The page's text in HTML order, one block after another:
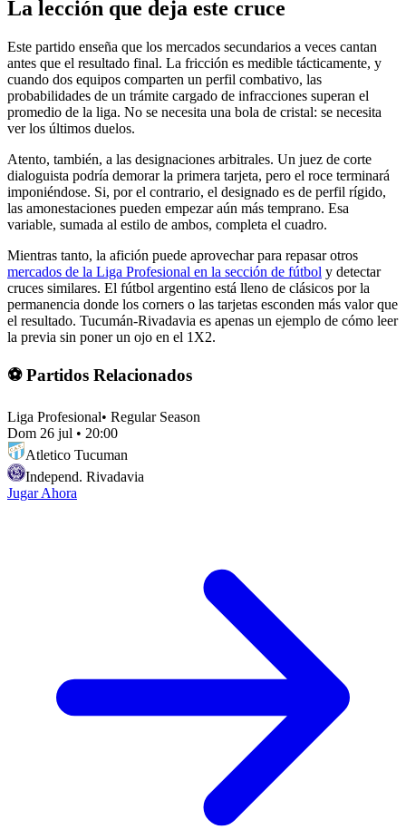
La lección que deja este cruce
Este partido enseña que los mercados secundarios a veces cantan
antes que el resultado final. La fricción es medible tácticamente, y
cuando dos equipos comparten un perfil combativo, las
probabilidades de un trámite cargado de infracciones superan el
promedio de la liga. No se necesita una bola de cristal: se necesita
ver los últimos duelos.
Atento, también, a las designaciones arbitrales. Un juez de corte
dialoguista podría demorar la primera tarjeta, pero el roce terminará
imponiéndose. Si, por el contrario, el designado es de perfil rígido,
las amonestaciones pueden empezar aún más temprano. Esa
variable, sumada al estilo de ambos, completa el cuadro.
Mientras tanto, la afición puede aprovechar para repasar otros
mercados de la Liga Profesional en la sección de fútbol y detectar
cruces similares. El fútbol argentino está lleno de clásicos por la
permanencia donde los corners o las tarjetas esconden más valor que
el resultado. Tucumán-Rivadavia es apenas un ejemplo de cómo leer
la previa sin poner un ojo en el 1X2.
⚽ Partidos Relacionados
Liga Profesional• Regular Season
Dom 26 jul • 20:00
Atletico Tucuman
Independ. Rivadavia
Jugar Ahora